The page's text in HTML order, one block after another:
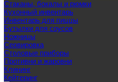
Стаканы, бокалы и рюмки
Кухонный инвентарь
Инвентарь для пиццы
Бутылки для соусов
Ножницы
Сервировка
Столовые приборы
Противни и жаровни
Клининг
Кейтеринг